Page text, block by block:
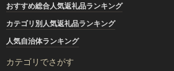
おすすめ総合人気返礼品ランキング
カテゴリ別人気返礼品ランキング
人気自治体ランキング
カテゴリでさがす